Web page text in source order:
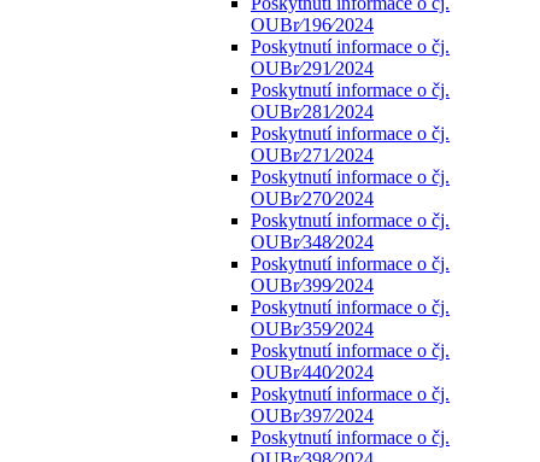
OUBr⁄196⁄2024
Poskytnutí informace o čj.
OUBr⁄291⁄2024
Poskytnutí informace o čj.
OUBr⁄281⁄2024
Poskytnutí informace o čj.
OUBr⁄271⁄2024
Poskytnutí informace o čj.
OUBr⁄270⁄2024
Poskytnutí informace o čj.
OUBr⁄348⁄2024
Poskytnutí informace o čj.
OUBr⁄399⁄2024
Poskytnutí informace o čj.
OUBr⁄359⁄2024
Poskytnutí informace o čj.
OUBr⁄440⁄2024
Poskytnutí informace o čj.
OUBr⁄397⁄2024
Poskytnutí informace o čj.